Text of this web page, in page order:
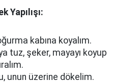
Yapılışı:
kabına koyalım.
tuz, şeker, mayayı koyup
unun üzerine dökelim.